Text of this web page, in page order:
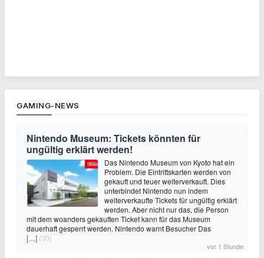
GAMING-NEWS
Nintendo Museum: Tickets könnten für
ungültig erklärt werden!
Das Nintendo Museum von Kyoto hat ein
Problem. Die Eintrittskarten werden von
gekauft und teuer weiterverkauft. Dies
unterbindet Nintendo nun indem
weiterverkaufte Tickets für ungültig erklärt
werden. Aber nicht nur das, die Person
mit dem woanders gekauften Ticket kann für das Museum
dauerhaft gesperrt werden. Nintendo warnt Besucher Das
[…] (00)
vor 1 Stunde